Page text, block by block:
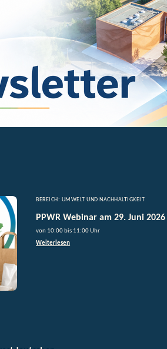
BEREICH: UMWELT UND NACHHALTIGKEIT
PPWR Webinar am 29. Juni 2026
von 10:00 bis 11:00 Uhr
Weiterlesen